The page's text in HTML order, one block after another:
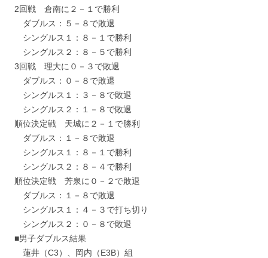
2回戦 倉南に２－１で勝利
ダブルス：５－８で敗退
シングルス１：８－１で勝利
シングルス２：８－５で勝利
3回戦 理大に０－３で敗退
ダブルス：０－８で敗退
シングルス１：３－８で敗退
シングルス２：１－８で敗退
順位決定戦 天城に２－１で勝利
ダブルス：１－８で敗退
シングルス１：８－１で勝利
シングルス２：８－４で勝利
順位決定戦 芳泉に０－２で敗退
ダブルス：１－８で敗退
シングルス１：４－３で打ち切り
シングルス２：０－８で敗退
■男子ダブルス結果
蓮井（C3）、岡内（E3B）組